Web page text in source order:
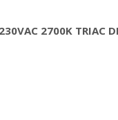
2700K TRIAC